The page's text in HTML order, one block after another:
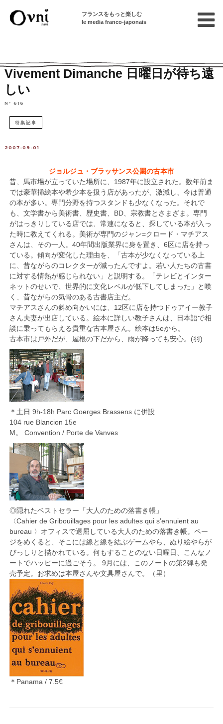
フランスをもっと楽しむ
le media franco-japonais
Vivement Dimanche 日曜日が待ち遠
しい
N° 616
特集記事
2007-09-01
ジョルジュ・ブラッサンス公園の古本市
昔、馬市場が立っていた場所に、1987年に設立された。数年前ま
では豪華挿絵本や希少本を扱う店があったが、激減し、今は普通
の本が多い。専門分野を持つスタンドも少なくなった。それで
も、文学書から美術書、歴史書、BD、宗教書とさまざま。専門
がはっきりしている店では、常連になると、探している本が入っ
た時に教えてくれる。美術が専門のジャン=クロード・マチアス
さんは、その一人。40年間出版業界に身を置き、6区に店を持っ
ている。傾向が変化した理由を、「古本が少なくなっている上
に、昔ながらのコレクターが減ったんですよ。若い人たちの古書
に対する情熱が感じられない」と説明する。「テレビとインター
ネットのせいで、世界的に文化レベルが低下してしまった」と嘆
く、昔ながらの気骨のある古書店主だ。
マチアスさんの斜め向かいには、12区に店を持つドゥアイー教子
さん夫妻が出店している。絵本に詳しい教子さんは、日本語で相
談に乗ってもらえる貴重な古本屋さん。絵本は5eから。
古本市は戸外だが、屋根の下だから、雨が降っても安心。(羽)
＊土日 9h-18h Parc Goerges Brassens に併設
104 rue Blancion 15e
M。 Convention / Porte de Vanves
◎隠れたベストセラー「大人のための落書き帳」
〈Cahier de Gribouillages pour les adultes qui s’ennuient au
bureau 〉オフィスで退屈している大人のための落書き帳。ペー
ジをめくると、そこには線と線を結ぶゲームやら、ぬり絵やらが
びっしりと描かれている。何もすることのない日曜日、こんなノ
ートでハッピーに過ごそう。 9月には、このノートの第2弾も発
売予定。お求めは本屋さんや文具屋さんで。（里）
＊Panama / 7.5€